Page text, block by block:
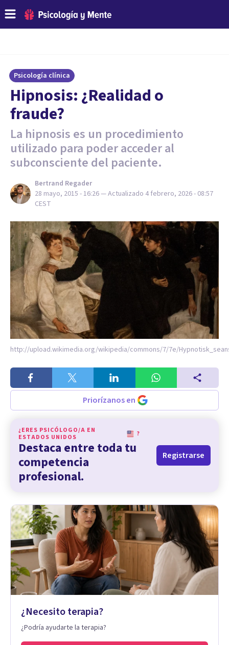
Psicología clínica
Hipnosis: ¿Realidad o
fraude?
La hipnosis es un procedimiento
utilizado para poder acceder al
subconsciente del paciente.
Bertrand Regader
28 mayo, 2015 - 16:26— Actualizado 4 febrero, 2026 - 08:57
CEST
http://upload.wikimedia.org/wikipedia/commons/7/7e/
Priorízanos en
¿ERES PSICÓLOGO/A EN
ESTADOS UNIDOS
?
Destaca entre toda tu
competencia
profesional.
Registrarse
¿Necesito terapia?
¿Podría ayudarte la terapia?